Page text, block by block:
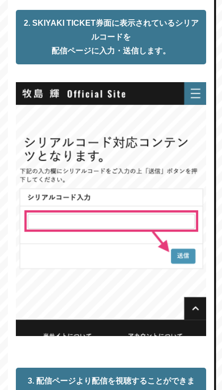
2. SKIYAKI TICKET券面に表示されているシリア
ルコードを
配信ページに入力・送信します。
3. 配信ページより配信を視聴することができま